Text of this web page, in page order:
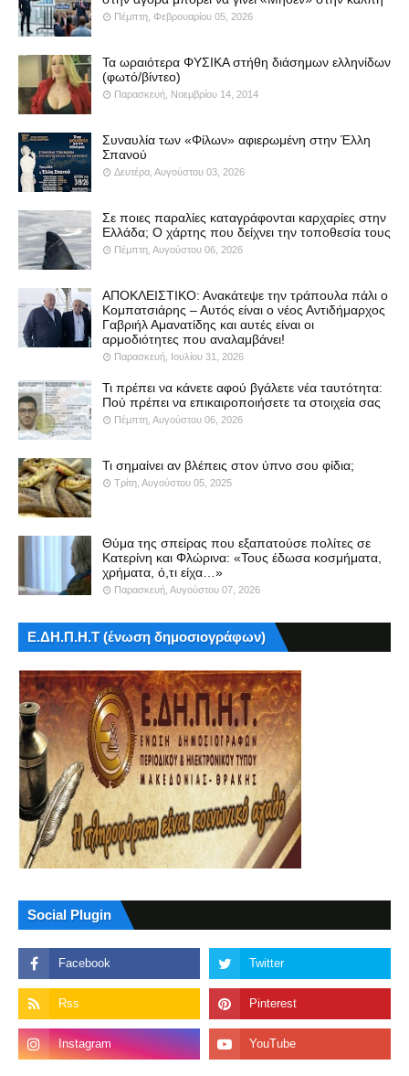
Πέμπτη, Φεβρουαρίου 05, 2026
Τα ωραιότερα ΦΥΣΙΚΑ στήθη διάσημων ελληνίδων
(φωτό/βίντεο)
Παρασκευή, Νοεμβρίου 14, 2014
Συναυλία των «Φίλων» αφιερωμένη στην Έλλη
Σπανού
Δευτέρα, Αυγούστου 03, 2026
Σε ποιες παραλίες καταγράφονται καρχαρίες στην
Ελλάδα; Ο χάρτης που δείχνει την τοποθεσία τους
Πέμπτη, Αυγούστου 06, 2026
ΑΠΟΚΛΕΙΣΤΙΚΟ: Ανακάτεψε την τράπουλα πάλι ο
Κομπατσιάρης – Αυτός είναι ο νέος Αντιδήμαρχος
Γαβριήλ Αμανατίδης και αυτές είναι οι
αρμοδιότητες που αναλαμβάνει!
Παρασκευή, Ιουλίου 31, 2026
Τι πρέπει να κάνετε αφού βγάλετε νέα ταυτότητα:
Πού πρέπει να επικαιροποιήσετε τα στοιχεία σας
Πέμπτη, Αυγούστου 06, 2026
Τι σημαίνει αν βλέπεις στον ύπνο σου φίδια;
Τρίτη, Αυγούστου 05, 2025
Θύμα της σπείρας που εξαπατούσε πολίτες σε
Κατερίνη και Φλώρινα: «Τους έδωσα κοσμήματα,
χρήματα, ό,τι είχα…»
Παρασκευή, Αυγούστου 07, 2026
Ε.ΔΗ.Π.Η.Τ (ένωση δημοσιογράφων)
Social Plugin